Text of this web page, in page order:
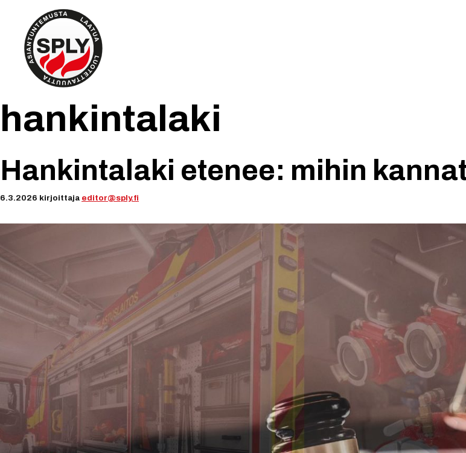
sisältöön
hankintalaki
Hankintalaki etenee: mihin
6.3.2026 kirjoittaja editor@sply.fi